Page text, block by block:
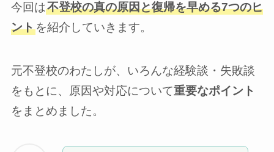
今回は不登校の真の原因と復帰を早める7つのヒ
ントを紹介していきます。
元不登校のわたしが、いろんな経験談・失敗談
をもとに、原因や対応について重要なポイント
をまとめました。